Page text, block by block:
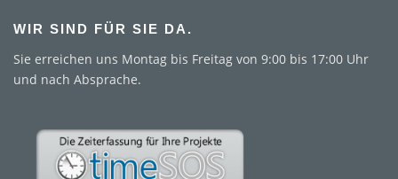
WIR SIND FÜR SIE DA.
Sie erreichen uns Montag bis Freitag von 9:00 bis 17:00 Uhr
und nach Absprache.